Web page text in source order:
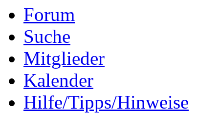
Forum
Suche
Mitglieder
Kalender
Hilfe/Tipps/Hinweise